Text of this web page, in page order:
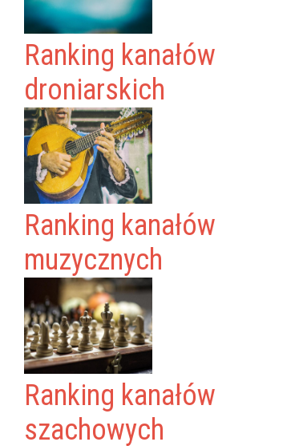
Ranking kanałów
droniarskich
Ranking kanałów
muzycznych
Ranking kanałów
szachowych